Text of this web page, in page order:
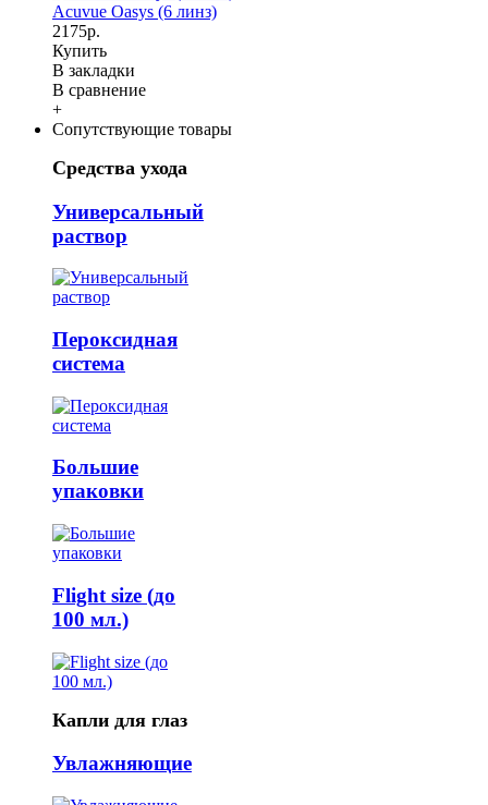
Acuvue Oasys (6 линз)
2175р.
Купить
В закладки
В сравнение
+
Сопутствующие товары
Средства ухода
Универсальный
раствор
Пероксидная
система
Большие
упаковки
Flight size (до
100 мл.)
Капли для глаз
Увлажняющие